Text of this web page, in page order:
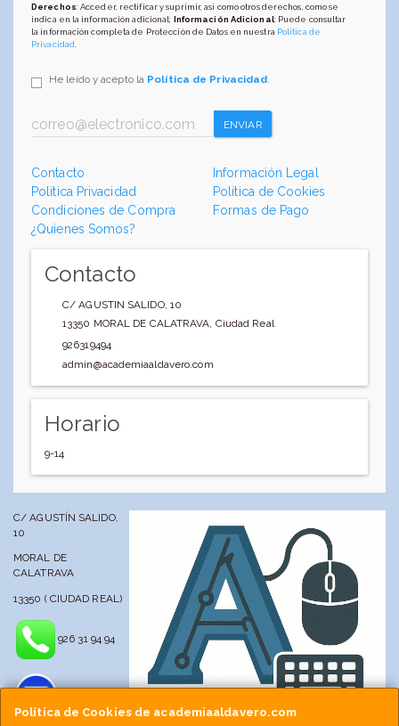
Política de Cookies de academiaaldavero.com
Derechos: Acceder, rectificar y suprimir, así como otros derechos, como se
indica en la información adicional; Información Adicional: Puede consultar
la información completa de Protección de Datos en nuestra Política de
Privacidad
He leído y acepto la Política de Privacidad.
ENVIAR
Contacto
Información Legal
Política Privacidad
Política de Cookies
Condiciones de Compra
Formas de Pago
¿Quienes Somos?
Contacto
C/ AGUSTIN SALIDO, 10
13350 MORAL DE CALATRAVA, Ciudad Real
926319494
admin@academiaaldavero.com
Horario
9-14
C/ AGUSTÍN SALIDO,
10
MORAL DE
CALATRAVA
13350 ( CIUDAD REAL)
926 31 94 94